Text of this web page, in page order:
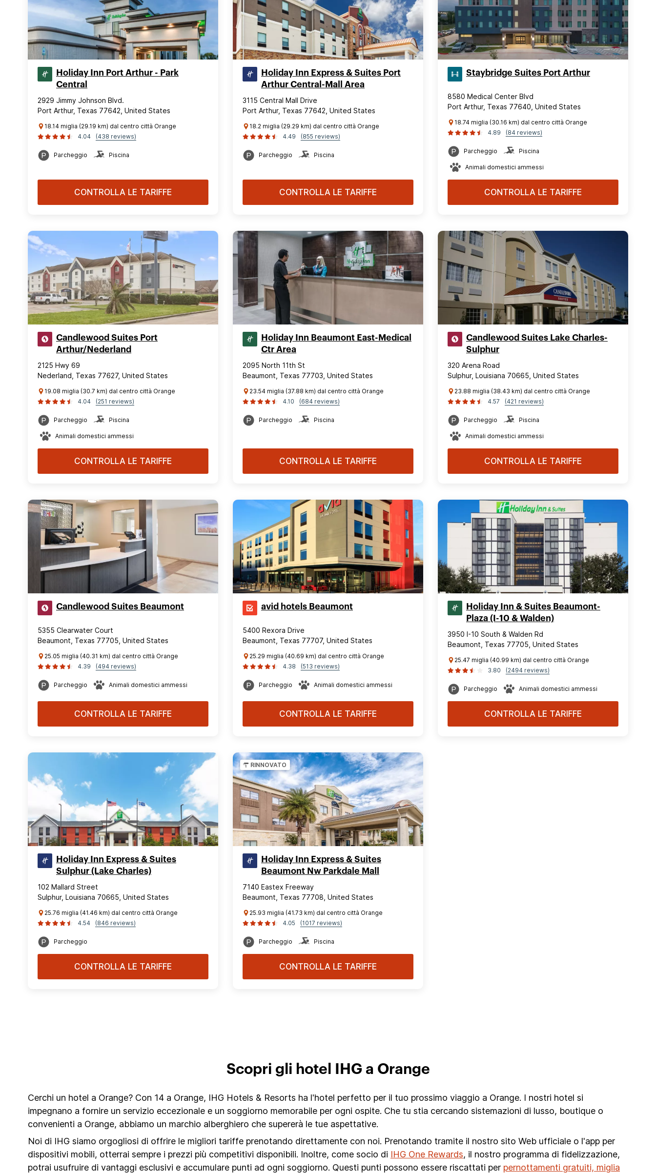
Holiday Inn Port Arthur - Park
Central
2929 Jimmy Johnson Blvd.
Port Arthur, Texas 77642, United States
18.14 miglia (29.19 km) dal centro città Orange
4.04
(438 reviews)
Parcheggio Piscina
CONTROLLA LE TARIFFE
Holiday Inn Express & Suites Port
Arthur Central-Mall Area
3115 Central Mall Drive
Port Arthur, Texas 77642, United States
18.2 miglia (29.29 km) dal centro città Orange
4.49
(855 reviews)
Parcheggio Piscina
CONTROLLA LE TARIFFE
Staybridge Suites Port Arthur
8580 Medical Center Blvd
Port Arthur, Texas 77640, United States
18.74 miglia (30.16 km) dal centro città Orange
4.89
(84 reviews)
Parcheggio Piscina
Animali domestici ammessi
CONTROLLA LE TARIFFE
Candlewood Suites Port
Arthur/Nederland
2125 Hwy 69
Nederland, Texas 77627, United States
19.08 miglia (30.7 km) dal centro città Orange
4.04
(251 reviews)
Parcheggio Piscina
Animali domestici ammessi
CONTROLLA LE TARIFFE
Holiday Inn Beaumont East-Medical
Ctr Area
2095 North 11th St
Beaumont, Texas 77703, United States
23.54 miglia (37.88 km) dal centro città Orange
4.10
(684 reviews)
Parcheggio Piscina
CONTROLLA LE TARIFFE
Candlewood Suites Lake Charles-
Sulphur
320 Arena Road
Sulphur, Louisiana 70665, United States
23.88 miglia (38.43 km) dal centro città Orange
4.57
(421 reviews)
Parcheggio Piscina
Animali domestici ammessi
CONTROLLA LE TARIFFE
Candlewood Suites Beaumont
5355 Clearwater Court
Beaumont, Texas 77705, United States
25.05 miglia (40.31 km) dal centro città Orange
4.39
(494 reviews)
Parcheggio Animali domestici ammessi
CONTROLLA LE TARIFFE
avid hotels Beaumont
5400 Rexora Drive
Beaumont, Texas 77707, United States
25.29 miglia (40.69 km) dal centro città Orange
4.38
(513 reviews)
Parcheggio Animali domestici ammessi
CONTROLLA LE TARIFFE
Holiday Inn & Suites Beaumont-
Plaza (I-10 & Walden)
3950 I-10 South & Walden Rd
Beaumont, Texas 77705, United States
25.47 miglia (40.99 km) dal centro città Orange
3.80
(2494 reviews)
Parcheggio Animali domestici ammessi
CONTROLLA LE TARIFFE
Holiday Inn Express & Suites
Sulphur (Lake Charles)
102 Mallard Street
Sulphur, Louisiana 70665, United States
25.76 miglia (41.46 km) dal centro città Orange
4.54
(846 reviews)
Parcheggio
CONTROLLA LE TARIFFE
RINNOVATO
Holiday Inn Express & Suites
Beaumont Nw Parkdale Mall
7140 Eastex Freeway
Beaumont, Texas 77708, United States
25.93 miglia (41.73 km) dal centro città Orange
4.05
(1017 reviews)
Parcheggio Piscina
CONTROLLA LE TARIFFE
Scopri gli hotel IHG a Orange
Cerchi un hotel a Orange? Con 14 a Orange, IHG Hotels & Resorts ha l'hotel perfetto per il tuo prossimo viaggio a Orange. I nostri hotel si
impegnano a fornire un servizio eccezionale e un soggiorno memorabile per ogni ospite. Che tu stia cercando sistemazioni di lusso, boutique o
convenienti a Orange, abbiamo un marchio alberghiero che supererà le tue aspettative.
Noi di IHG siamo orgogliosi di offrire le migliori tariffe prenotando direttamente con noi. Prenotando tramite il nostro sito Web ufficiale o l'app per
dispositivi mobili, otterrai sempre i prezzi più competitivi disponibili. Inoltre, come socio di IHG One Rewards, il nostro programma di fidelizzazione,
potrai usufruire di vantaggi esclusivi e accumulare punti ad ogni soggiorno. Questi punti possono essere riscattati per pernottamenti gratuiti, miglia